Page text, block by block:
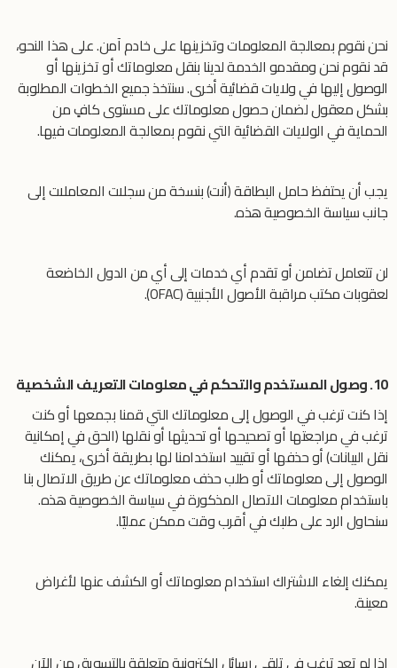
نحن نقوم بمعالجة المعلومات وتخزينها على خادم آمن. على هذا النحو،
قد نقوم نحن ومقدمو الخدمة لدينا بنقل معلوماتك أو تخزينها أو
الوصول إليها في ولايات قضائية أخرى. سنتخذ جميع الخطوات المطلوبة
بشكل معقول لضمان حصول معلوماتك على مستوى كافٍ من
الحماية في الولايات القضائية التي نقوم بمعالجة المعلومات فيها.
يجب أن يحتفظ حامل البطاقة (أنت) بنسخة من سجلات المعاملات إلى
جانب سياسة الخصوصية هذه.
لن تتعامل تضامن أو تقدم أي خدمات إلى أي من الدول الخاضعة
لعقوبات مكتب مراقبة الأصول الأجنبية (OFAC).
10. وصول المستخدم والتحكم في معلومات التعريف الشخصية
إذا كنت ترغب في الوصول إلى معلوماتك التي قمنا بجمعها أو كنت
ترغب في مراجعتها أو تصحيحها أو تحديثها أو نقلها (الحق في إمكانية
نقل البيانات) أو حذفها أو تقييد استخدامنا لها بطريقة أخرى، يمكنك
الوصول إلى معلوماتك أو طلب حذف معلوماتك عن طريق الاتصال بنا
باستخدام معلومات الاتصال المذكورة في سياسة الخصوصية هذه.
سنحاول الرد على طلبك في أقرب وقت ممكن عمليًا.
يمكنك إلغاء الاشتراك استخدام معلوماتك أو الكشف عنها لأغراض
معينة.
إذا لم تعد ترغب في تلقي رسائل إلكترونية متعلقة بالتسويق من الآن